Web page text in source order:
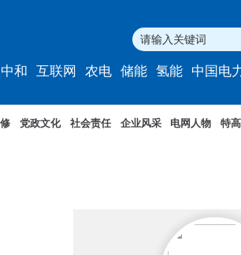
和 互联网 农电 储能 氢能 中国电
党政文化 社会责任 企业风采 电网人物 特